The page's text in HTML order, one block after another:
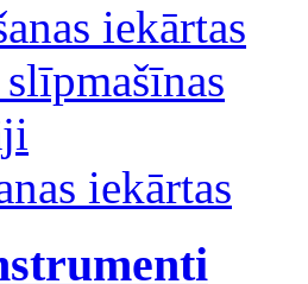
iekārtas
iekārtas